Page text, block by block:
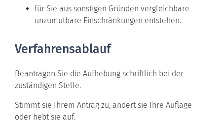
für Sie aus sonstigen Gründen vergleichbare
unzumutbare Einschränkungen entstehen.
Verfahrensablauf
Beantragen Sie die Aufhebung schriftlich bei der
zuständigen Stelle.
Stimmt sie Ihrem Antrag zu, ändert sie Ihre Auflage
oder hebt sie auf.